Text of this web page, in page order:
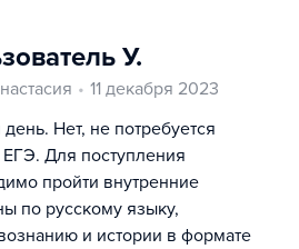
У.
11 декабря 2023
Нет, не потребуется
ЕГЭ. Для поступления
пройти внутренние
по русскому языку,
и истории в формате